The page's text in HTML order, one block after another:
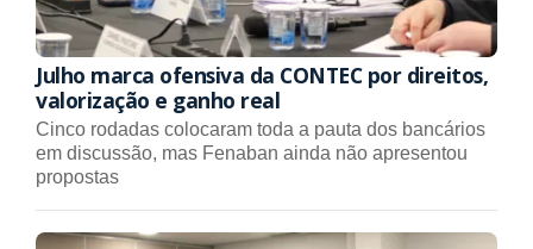
Julho marca ofensiva da CONTEC por direitos,
valorização e ganho real
Cinco rodadas colocaram toda a pauta dos bancários
em discussão, mas Fenaban ainda não apresentou
propostas